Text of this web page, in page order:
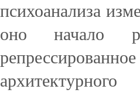
психоанализа
оно начало